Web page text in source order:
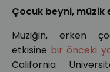
Çocuk beyni, müzik
Müziğin, erken
etkisine bir önceki
California